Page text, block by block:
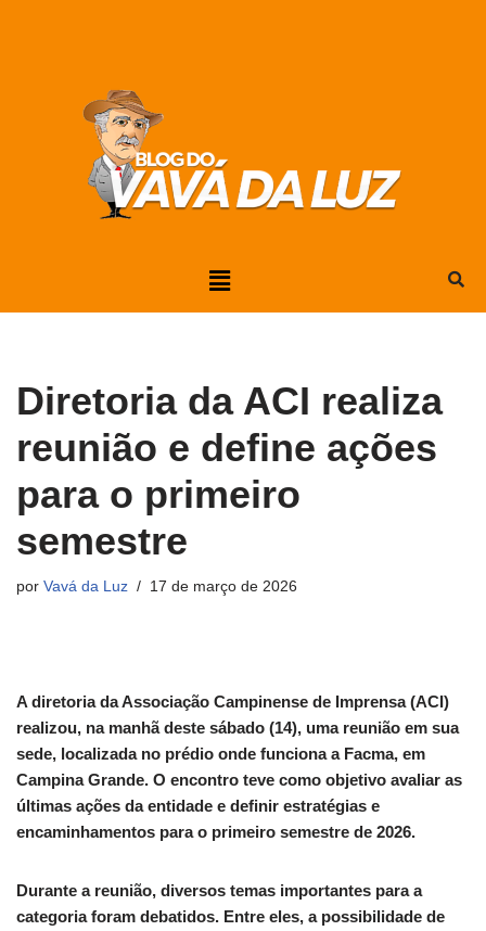
Diretoria da ACI realiza
reunião e define ações
para o primeiro
semestre
por Vavá da Luz 17 de março de 2026
A diretoria da Associação Campinense de Imprensa (ACI)
realizou, na manhã deste sábado (14), uma reunião em sua
sede, localizada no prédio onde funciona a Facma, em
Campina Grande. O encontro teve como objetivo avaliar as
últimas ações da entidade e definir estratégias e
encaminhamentos para o primeiro semestre de 2026.
Durante a reunião, diversos temas importantes para a
categoria foram debatidos. Entre eles, a possibilidade de